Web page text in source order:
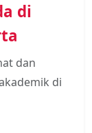
di
dan
di